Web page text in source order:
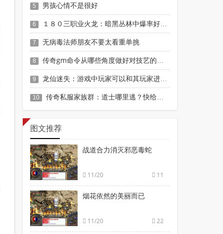
5 男孩心情不是很好
6 １８０三职业火龙：暗黑丛林中爆率好不好？
7 无病毒法师朋友不要太看重单挑
8 传奇gm命令从哪些角度做好对技艺的进修
9 龙仙迷失：游戏中玩家可以和其玩家进行聊天
10 传奇私服家族群：道士哪里逃？快给本战士束手就擒！
图文推荐
战道合力消灭邪恶毒蛇
11/20 11
烟花依然的美丽而已
11/20 22